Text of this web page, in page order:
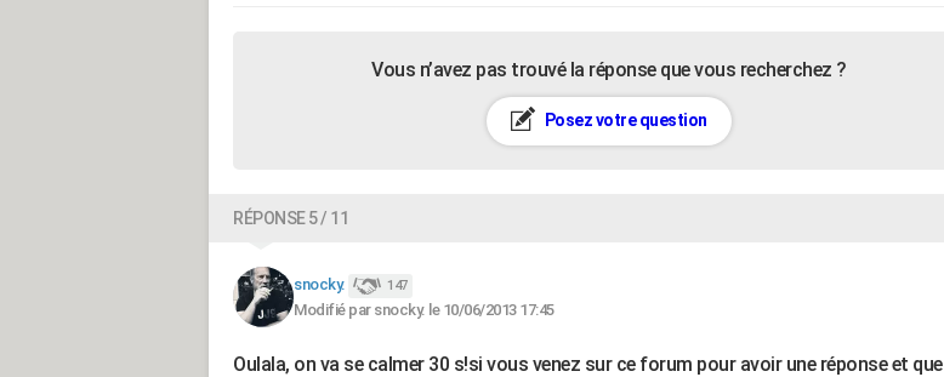
Vous n’avez pas trouvé la réponse que vous recherchez ?
Posez votre question
RÉPONSE 5 / 11
snocky. 147
Modifié par snocky. le 10/06/2013 17:45
Oulala, on va se calmer 30 s!si vous venez sur ce forum pour avoir une réponse et que